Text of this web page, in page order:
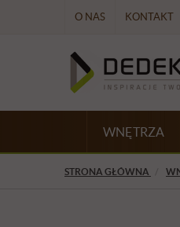
O NAS KONTAKT
WNĘTRZA
STRONA GŁÓWNA